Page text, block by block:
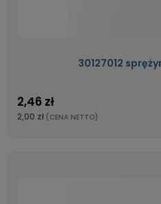
30127012
2,46 zł
2,00 zł (CENA NETTO)